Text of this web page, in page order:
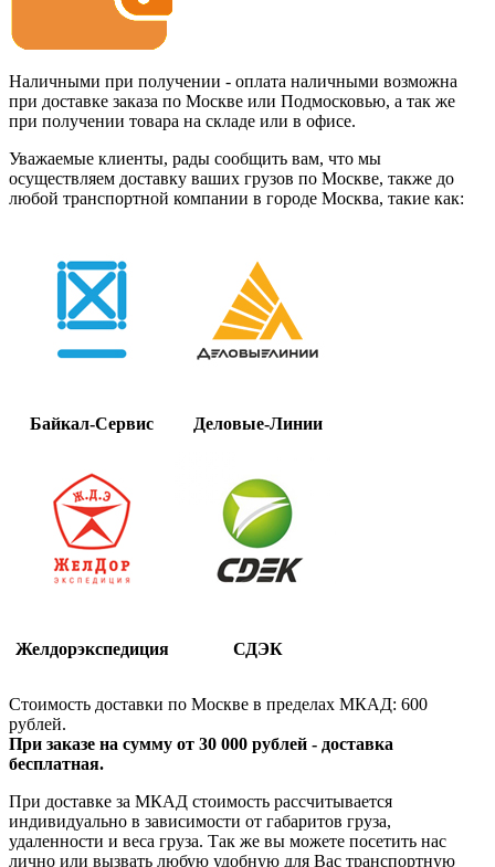
Наличными при получении - оплата наличными возможна
при доставке заказа по Москве или Подмосковью, а так же
при получении товара на складе или в офисе.
Уважаемые клиенты, рады сообщить вам, что мы
осуществляем доставку ваших грузов по Москве, также до
любой транспортной компании в городе Москва, такие как:
Байкал-Сервис Деловые-Линии
Желдорэкспедиция СДЭК
Стоимость доставки по Москве в пределах МКАД: 600
рублей.
При заказе на сумму от 30 000 рублей - доставка
бесплатная.
При доставке за МКАД стоимость рассчитывается
индивидуально в зависимости от габаритов груза,
удаленности и веса груза. Так же вы можете посетить нас
лично или вызвать любую удобную для Вас транспортную